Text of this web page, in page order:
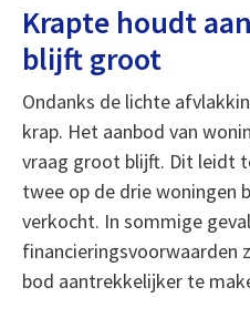
Krapte houdt
blijft groot
Ondanks de lichte
krap. Het aanbod van
vraag groot blijft. Dit leidt
twee op de drie woningen
verkocht. In sommige
financieringsvoorwaarden
bod aantrekkelijker te